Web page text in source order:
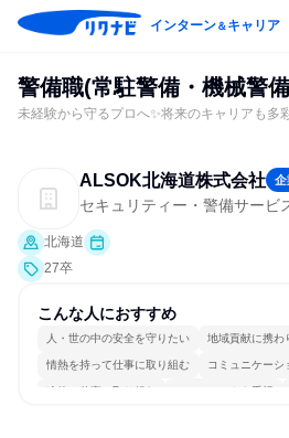
インターン＆キャリア
警備職(常駐警備・機械警
未経験から守るプロへ✨将来のキャリアも多
ALSOK北海道株式会社 企
セキュリティー・警備サービ
北海道
27卒
こんな人におすすめ
人・世の中の安全を守りたい 地域貢献に携わ
情熱を持って仕事に取り組む コミュニケーシ
冷静に仕事に取り組む チームワークを重視